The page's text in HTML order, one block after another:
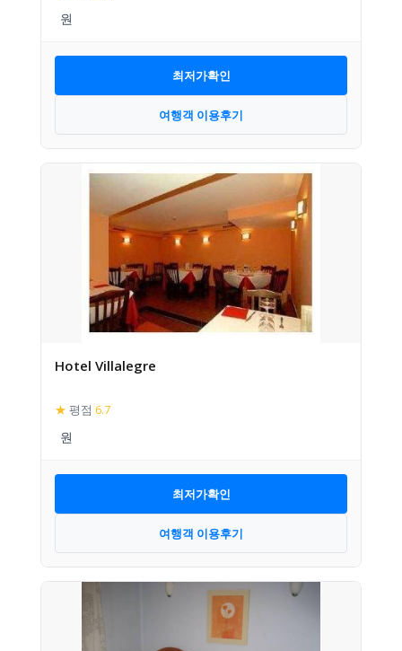
최저가확인
여행객 이용후기
Hotel Villalegre
★ 평점 6.7
최저가확인
여행객 이용후기